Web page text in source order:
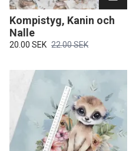
Kompistyg, Kanin och
Nalle
20.00 SEK 22.00 SEK